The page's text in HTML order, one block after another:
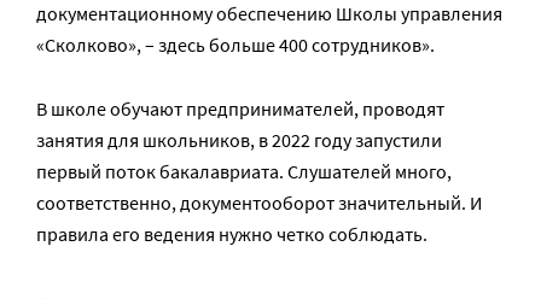
документационному обеспечению Школы управления
«Сколково», – здесь больше 400 сотрудников».
В школе обучают предпринимателей, проводят
занятия для школьников, в 2022 году запустили
первый поток бакалавриата. Слушателей много,
соответственно, документооборот значительный. И
правила его ведения нужно четко соблюдать.